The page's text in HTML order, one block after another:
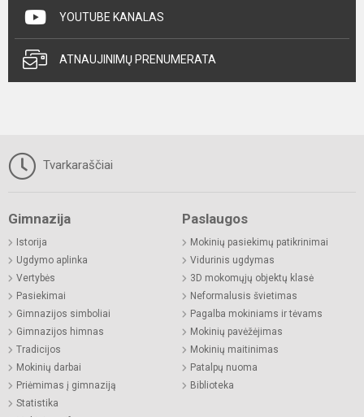
YOUTUBE KANALAS
ATNAUJINIMŲ PRENUMERATA
Tvarkaraščiai
Gimnazija
Istorija
Ugdymo aplinka
Vertybės
Pasiekimai
Gimnazijos simboliai
Gimnazijos himnas
Tradicijos
Mokinių darbai
Priėmimas į gimnaziją
Statistika
Paslaugos
Mokinių pasiekimų patikrinimai
Vidurinis ugdymas
3D mokomųjų objektų klasė
Neformalusis švietimas
Pagalba mokiniams ir tėvams
Mokinių pavėžėjimas
Mokinių maitinimas
Patalpų nuoma
Biblioteka